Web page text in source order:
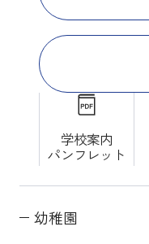
学校案内
パンフレット
幼稚園